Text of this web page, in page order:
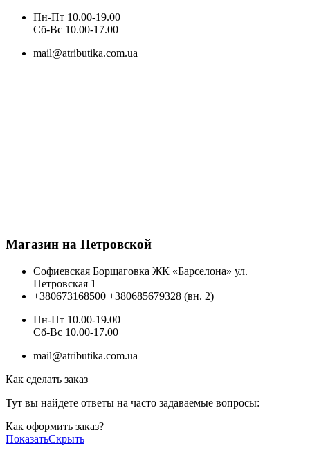
Пн-Пт 10.00-19.00
Cб-Вс 10.00-17.00
mail@atributika.com.ua
Магазин на Петровской
Софиевская Борщаговка ЖК «Барселона» ул.
Петровская 1
+380673168500 +380685679328 (вн. 2)
Пн-Пт 10.00-19.00
Cб-Вс 10.00-17.00
mail@atributika.com.ua
Как сделать заказ
Тут вы найдете ответы на часто задаваемые вопросы:
Как оформить заказ?
ПоказатьСкрыть